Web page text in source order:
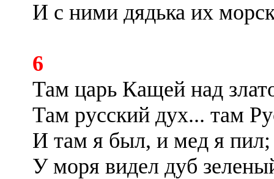
И с ними дядька их
6
Там царь Кащей над
Там русский дух... там
И там я был, и мед я пил;
У моря видел дуб